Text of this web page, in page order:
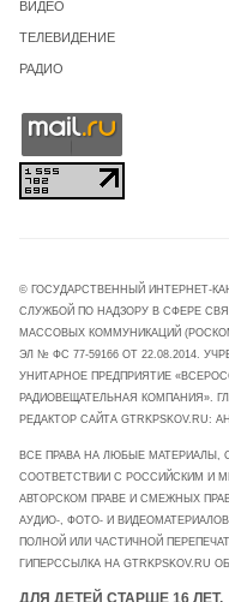
ВИДЕО
ТЕЛЕВИДЕНИЕ
РАДИО
© ГОСУДАРСТВЕННЫЙ ИНТЕРНЕТ-
СЛУЖБОЙ ПО НАДЗОРУ В СФЕРЕ
МАССОВЫХ КОММУНИКАЦИЙ
ЭЛ № ФС 77-59166 ОТ 22.08.2014.
УНИТАРНОЕ ПРЕДПРИЯТИЕ
РАДИОВЕЩАТЕЛЬНАЯ КОМПАНИЯ».
РЕДАКТОР САЙТА GTRKPSKOV.RU:
ВСЕ ПРАВА НА ЛЮБЫЕ МАТЕРИАЛЫ,
СООТВЕТСТВИИ С РОССИЙСКИМ И
АВТОРСКОМ ПРАВЕ И СМЕЖНЫХ
АУДИО-, ФОТО- И ВИДЕОМАТЕРИАЛОВ
ПОЛНОЙ ИЛИ ЧАСТИЧНОЙ
ГИПЕРССЫЛКА НА GTRKPSKOV.RU
ДЛЯ ДЕТЕЙ СТАРШЕ 16 ЛЕТ.